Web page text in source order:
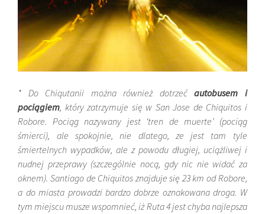
* Do Chiqutanii można również dotrzeć autobusem i
pociągiem, który zatrzymuje się w San Jose de Chiquitos i
Robore. Pociąg nazywany jest ‘tren de muerte’ (pociąg
śmierci), ale spokojnie, nie dlatego, ze jest tam tyle
śmiertelnych wypadków, ale z powodu długiej, uciążliwej i
nudnej przeprawy (szczególnie nocą, gdy nic nie widać za
oknem). Santiago de Chiquitos znajduje się 23 km od Robore,
a do miasta prowadzi bardzo dobrze oznakowana droga. W
tym miejscu musze wspomnieć, iż Ruta 4 jest chyba najlepsza